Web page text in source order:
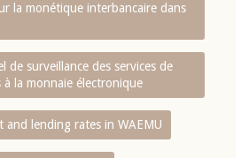
la monétique interbancaire dans
de surveillance des services de
à la monnaie électronique
and lending rates in WAEMU